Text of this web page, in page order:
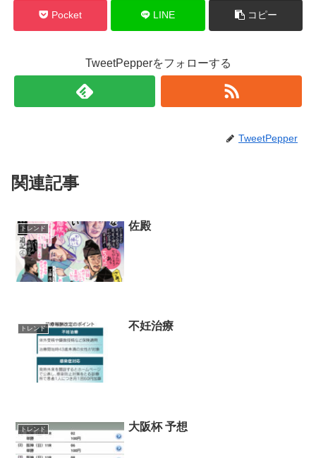
Pocket LINE コピー
TweetPepperをフォローする
TweetPepper
関連記事
トレンド 佐殿
トレンド 不妊治療
トレンド 大阪杯 予想